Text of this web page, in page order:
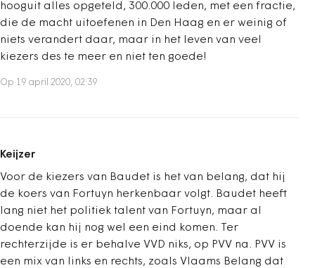
hooguit alles opgeteld, 300.000 leden, met een fractie,
die de macht uitoefenen in Den Haag en er weinig of
niets verandert daar, maar in het leven van veel
kiezers des te meer en niet ten goede!
Op 19 april 2020, 02:39
Keijzer
Voor de kiezers van Baudet is het van belang, dat hij
de koers van Fortuyn herkenbaar volgt. Baudet heeft
lang niet het politiek talent van Fortuyn, maar al
doende kan hij nog wel een eind komen. Ter
rechterzijde is er behalve VVD niks, op PVV na. PVV is
een mix van links en rechts, zoals Vlaams Belang dat